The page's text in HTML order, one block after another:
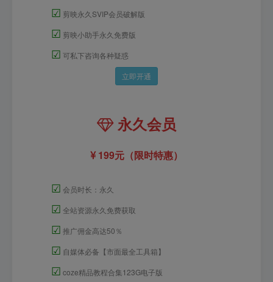
☑ 剪映永久SVIP会员破解版
☑ 剪映小助手永久免费版
☑ 可私下咨询各种疑惑
立即开通
永久会员
199元（限时特惠）
☑ 会员时长：永久
☑ 全站资源永久免费获取
☑ 推广佣金高达50％
☑ 自媒体必备【市面最全工具箱】
☑ coze精品教程合集123G电子版